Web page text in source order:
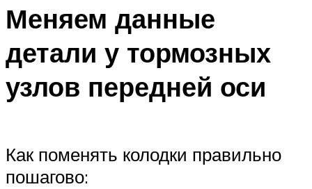
Меняем данные
детали у тормозных
узлов передней оси
Как поменять колодки правильно
пошагово: